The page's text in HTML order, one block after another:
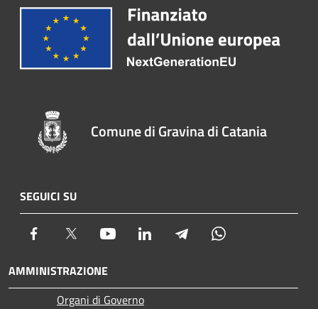
Comune di Gravina di Catania
SEGUICI SU
Facebook Twitter Youtube LinkedIn Telegram
AMMINISTRAZIONE
Organi di Governo